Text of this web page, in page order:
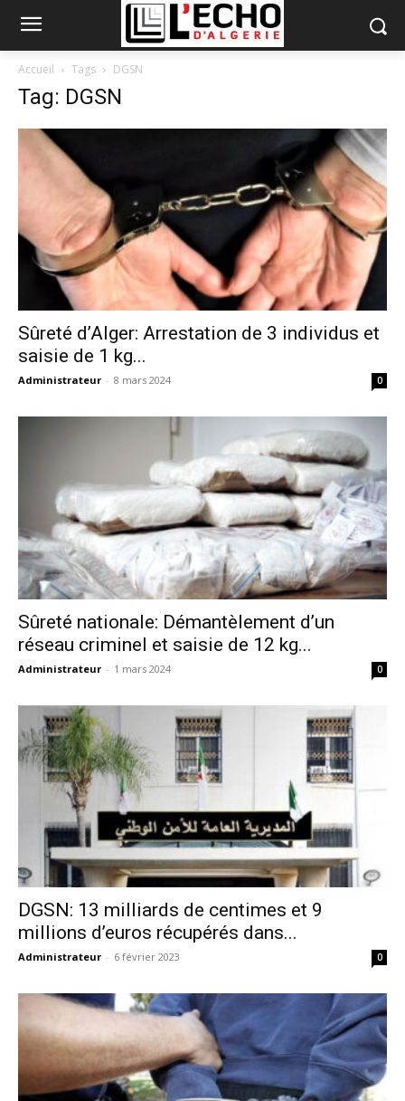
Accueil Tags DGSN
Tag: DGSN
Sûreté d’Alger: Arrestation de 3 individus et
saisie de 1 kg...
Administrateur - 8 mars 2024 0
Sûreté nationale: Démantèlement d’un
réseau criminel et saisie de 12 kg...
Administrateur - 1 mars 2024 0
DGSN: 13 milliards de centimes et 9
millions d’euros récupérés dans...
Administrateur - 6 février 2023 0